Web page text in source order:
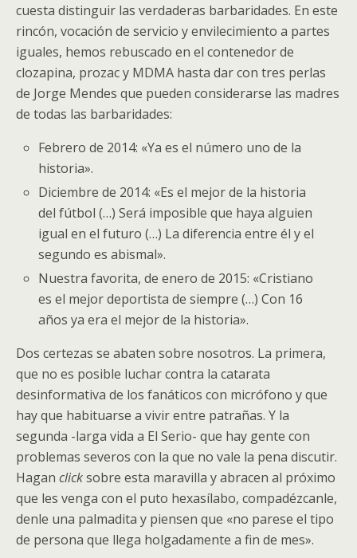
cuesta distinguir las verdaderas barbaridades. En este
rincón, vocación de servicio y envilecimiento a partes
iguales, hemos rebuscado en el contenedor de
clozapina, prozac y MDMA hasta dar con tres perlas
de Jorge Mendes que pueden considerarse las madres
de todas las barbaridades:
Febrero de 2014: «Ya es el número uno de la
historia».
Diciembre de 2014: «Es el mejor de la historia
del fútbol (…) Será imposible que haya alguien
igual en el futuro (…) La diferencia entre él y el
segundo es abismal».
Nuestra favorita, de enero de 2015: «Cristiano
es el mejor deportista de siempre (…) Con 16
años ya era el mejor de la historia».
Dos certezas se abaten sobre nosotros. La primera,
que no es posible luchar contra la catarata
desinformativa de los fanáticos con micrófono y que
hay que habituarse a vivir entre patrañas. Y la
segunda -larga vida a El Serio- que hay gente con
problemas severos con la que no vale la pena discutir.
Hagan clicksobre esta maravilla y abracen al próximo
que les venga con el puto hexasílabo, compadézcanle,
denle una palmadita y piensen que «no parese el tipo
de persona que llega holgadamente a fin de mes».